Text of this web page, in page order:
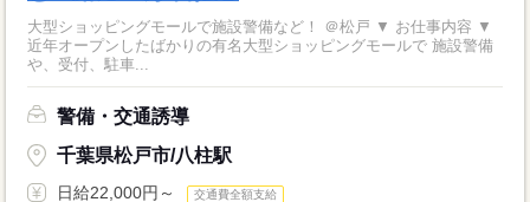
大型ショッピングモールで施設警備など！ ＠松戸 ▼ お仕事内容 ▼
近年オープンしたばかりの有名大型ショッピングモールで 施設警備
や、受付、駐車...
警備・交通誘導
千葉県松戸市/八柱駅
日給22,000円～ 交通費全額支給